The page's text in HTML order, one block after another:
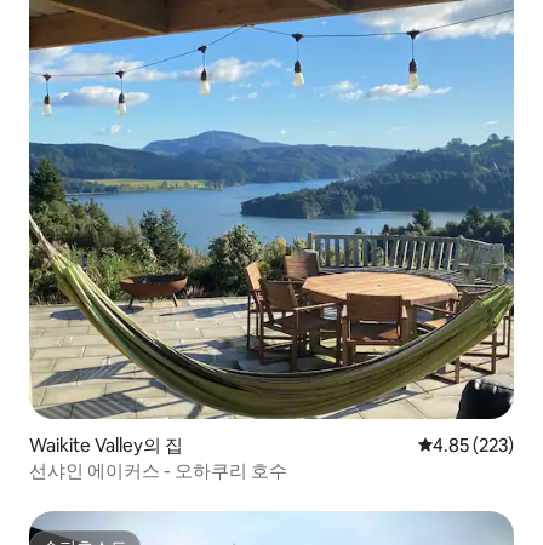
Waikite Valley의 집 평점 4.85점(5
4.85 (223)
선샤인 에이커스 - 오하쿠리 호수